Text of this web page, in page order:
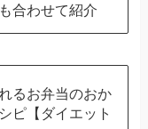
合わせて紹介
るお弁当のおか
ピ【ダイエット